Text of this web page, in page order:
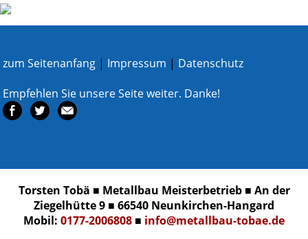
zum Seitenanfang | Impressum | Datenschutz
Empfehlen Sie unsere Seite weiter. Danke!
Torsten Tobä ■ Metallbau Meisterbetrieb ■ An der
Ziegelhütte 9 ■ 66540 Neunkirchen-Hangard
Mobil: 0177-2006808 ■ info@metallbau-tobae.de